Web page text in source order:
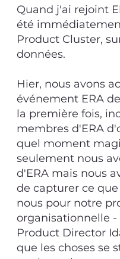
Quand j'ai rejoint
été
Product Cluster,
données.
Hier, nous avons
événement ERA
la première fois,
membres d'ERA
quel moment
seulement nous
d'ERA mais nous
de capturer ce
nous pour notre
organisationnelle
Product Director
que les choses se